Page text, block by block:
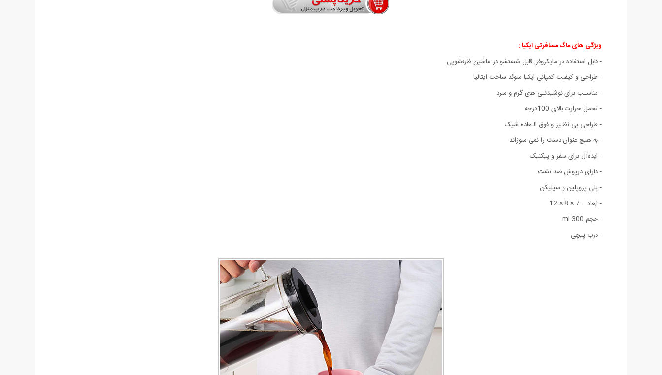
ویژگی های ماگ مسافرتی ایکیا :
- قابل استفاده در مایکروفر, قابل شستشو در ماشین ظرفشویی
- طراحی و کیفیت کمپانی ایکیا سوئد ساخت ایتالیا
- مناسـب برای نوشیدنـی های گرم و سرد
- تحمل حرارت بالای 100درجه
- طراحی بی نظـیر و فوق الـعاده شیک
- به هیچ عنوان دست را نمی سوزاند
- ایده‌آل برای سفر و پیکنیک
- دارای درپوش ضد نشت
- پلی پروپلین و سیلیکن
- ابعاد : 7 × 8 × 12
- حجم 300 ml
- درب پیچی